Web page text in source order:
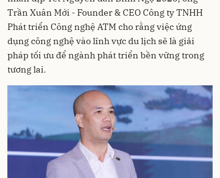
Trần Xuân Mới - Founder & CEO Công ty TNHH
Phát triển Công nghệ ATM cho rằng việc ứng
dụng công nghệ vào lĩnh vực du lịch sẽ là giải
pháp tối ưu để ngành phát triển bền vững trong
tương lai.